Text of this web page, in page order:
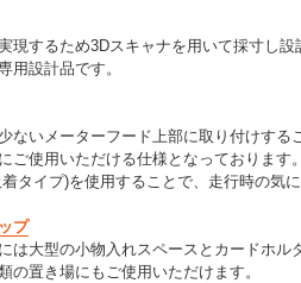
現するため3Dスキャナを用いて採寸し設
用設計品です。
ないメーターフード上部に取り付けする
ご使用いただける仕様となっております。
タイプ)を使用することで、走行時の気
プ
は大型の小物入れスペースとカードホル
の置き場にもご使用いただけます。